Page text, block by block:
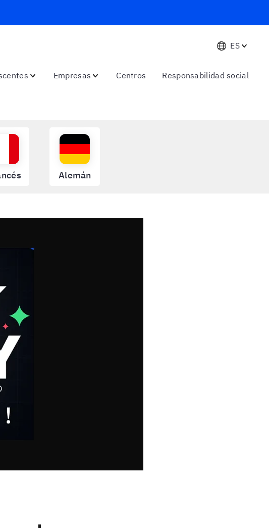
ES
Empresas Centros Responsabilidad social
Alemán